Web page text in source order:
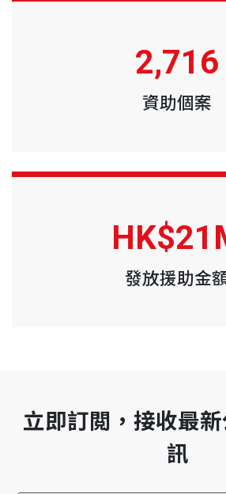
2,716
資助個案
發放援助金
立即訂閲，接收最
訊